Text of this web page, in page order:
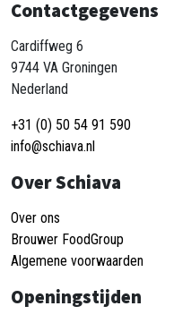
Contactgegevens
Cardiffweg 6
9744 VA Groningen
Nederland
+31 (0) 50 54 91 590
info@schiava.nl
Over Schiava
Over ons
Brouwer FoodGroup
Algemene voorwaarden
Openingstijden